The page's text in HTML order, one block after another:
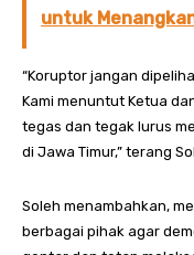
untuk
“Koruptor jangan
Kami menuntut Ketua
tegas dan tegak lurus
di Jawa Timur,” terang
Soleh menambahkan,
berbagai pihak agar